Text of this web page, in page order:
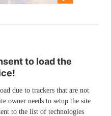
to load the
due to trackers that are not
owner needs to setup the site
to the list of technologies